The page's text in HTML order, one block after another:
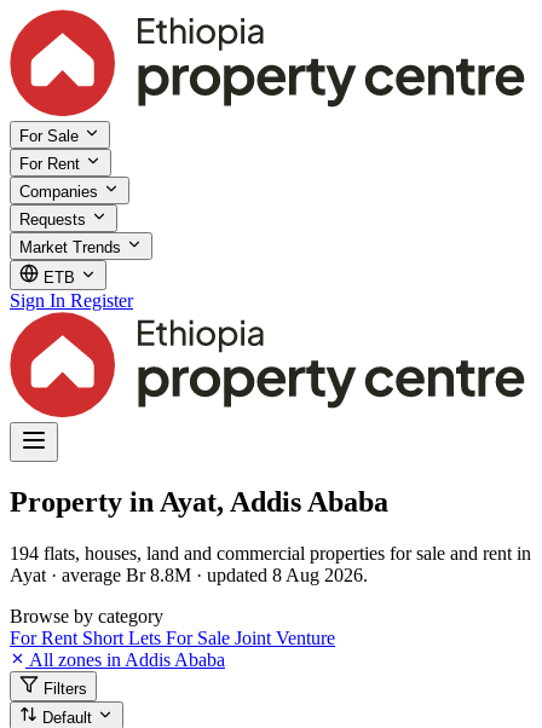
For Sale
For Rent
Companies
Requests
Market Trends
ETB
Sign In Register
Property in Ayat, Addis Ababa
194 flats, houses, land and commercial properties for sale and rent in
Ayat · average Br 8.8M · updated 8 Aug 2026.
Browse by category
For Rent Short Lets For Sale Joint Venture
All zones in Addis Ababa
Filters
Default